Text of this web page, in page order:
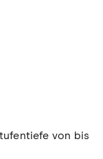
von bis